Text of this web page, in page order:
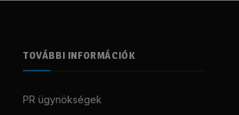
TOVÁBBI INFORMÁCIÓK
PR ügynökségek